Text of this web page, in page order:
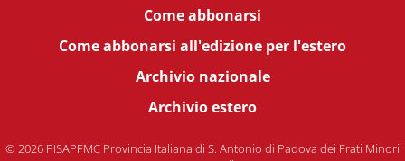
Come abbonarsi
Come abbonarsi all'edizione per l'estero
Archivio nazionale
Archivio estero
© 2026 PISAPFMC Provincia Italiana di S. Antonio di Padova dei Frati Minori